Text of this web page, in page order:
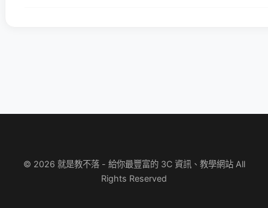
© 2026 就是教不落 - 給你最豐富的 3C 資訊、教學網站 All
Rights Reserved